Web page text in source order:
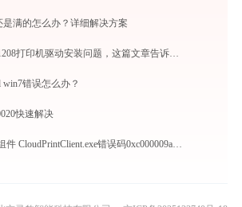
是满的怎么办？详细解决方案
快速解决兄弟1208打印机驱动安装问题，这篇文章告诉你方法
win7错误怎么办？
快速解决
抖店官方打印组件 CloudPrintClient.exe错误码0xc000009a处理办法